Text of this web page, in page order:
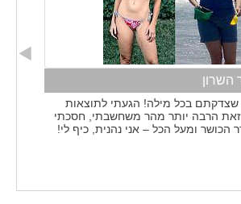
השרון
שצדקתם בכל מילה! הגעתי לתוצאות
זאת הרבה יותר מהר משחשבתי, חסכתי
הכושר ומעל הכל – אני נהנית, כיף לי!